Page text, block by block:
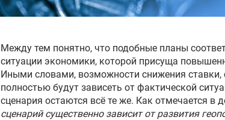
Между тем понятно, что подобные планы
ситуации экономики, которой присуща
Иными словами, возможности снижения ставки,
полностью будут зависеть от фактической
сценария остаются всё те же. Как отмечается в
сценарий существенно зависит от развития